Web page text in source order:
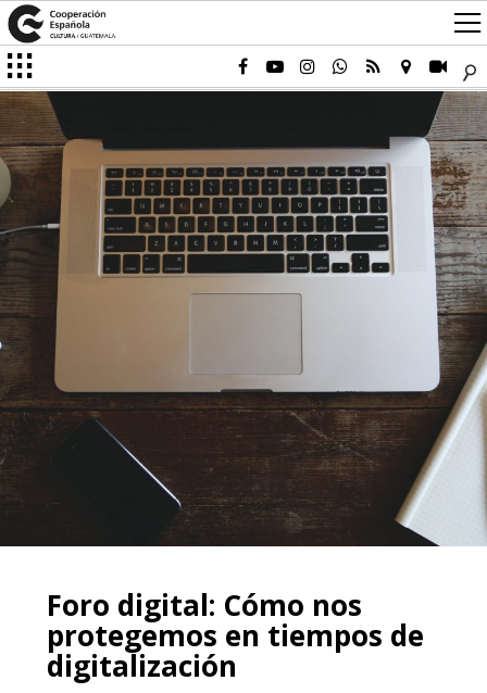
Foro digital: Cómo nos
protegemos en tiempos de
digitalización